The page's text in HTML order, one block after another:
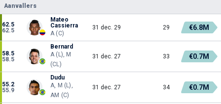
Aanvallers
62.5
62.5
Mateo
Cassierra
A (C)
31 dec. 29 29 €6.8M
58.5
58.5
Bernard
A (L), M
(CL)
31 dec. 27 33 €0.7M
55.2
55.9
Dudu
A, M (L),
AM (C)
31 dec. 27 34 €0.7M